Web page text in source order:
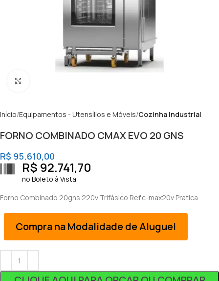
Início Equipamentos - Utensílios e Móveis Cozinha Industrial
FORNO COMBINADO CMAX EVO 20 GNS
R$ 95.610,00
R$ 92.741,70
no Boleto à Vista
Forno Combinado 20gns 220v Trifásico Ref.c-max20v Pratica
Compra na Modalidade de Aluguel